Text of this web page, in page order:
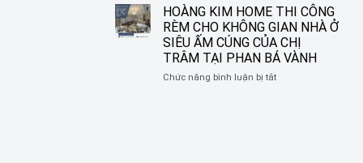
MUỖI
CHO
NHÀ
ANH
THẮNG
TẠI
KIM
HOME
THI
CÔNG
RÈM
CUỐN
HOÀNG KIM HOME THI CÔNG
RÈM CHO KHÔNG GIAN NHÀ Ở
SIÊU ẤM CÚNG CỦA CHỊ
TRÂM TẠI PHAN BÁ VÀNH
Chức năng bình luận bị tắtở